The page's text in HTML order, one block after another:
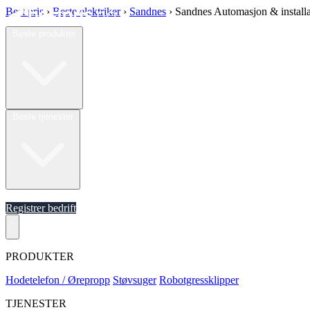
Registrer bedrift
PRODUKTER
Hodetelefon / Ørepropp Støvsuger Robotgressklipper
TJENESTER
Best pris › Beste elektriker › Sandnes › Sandnes Automasjon &